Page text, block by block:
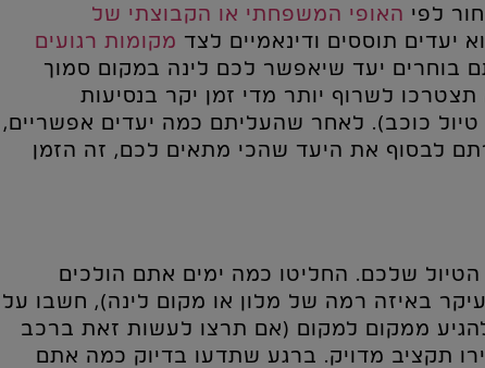
לפי האופי המשפחתי או הקבוצתי של
תוססים ודינאמיים לצד מקומות רגועים
בוחרים יעד שיאפשר לכם לינה במקום סמוך
לשרוף יותר מדי זמן יקר בנסיעות
טיול כוכב). לאחר שהעליתם כמה יעדים אפשריים,
לבסוף את היעד שהכי מתאים לכם, זה הזמן
שלכם. החליטו כמה ימים אתם הולכים
באיזה רמה של מלון או מקום לינה), חשבו על
ממקום למקום (אם תרצו לעשות זאת ברכב
תקציב מדויק. ברגע שתדעו בדיוק כמה אתם